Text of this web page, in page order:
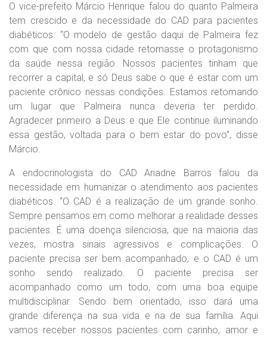
O vice-prefeito Márcio Henrique falou do quanto Palmeira
tem crescido e da necessidade do CAD para pacientes
diabéticos. “O modelo de gestão daqui de Palmeira fez
com que com nossa cidade retomasse o protagonismo
da saúde nessa região. Nossos pacientes tinham que
recorrer a capital, e só Deus sabe o que é estar com um
paciente crônico nessas condições. Estamos retomando
um lugar que Palmeira nunca deveria ter perdido.
Agradecer primeiro a Deus e que Ele continue iluminando
essa gestão, voltada para o bem estar do povo”, disse
Márcio.
A endocrinologista do CAD Ariadne Barros falou da
necessidade em humanizar o atendimento aos pacientes
diabéticos. “O CAD é a realização de um grande sonho.
Sempre pensamos em como melhorar a realidade desses
pacientes. É uma doença silenciosa, que na maioria das
vezes, mostra sinais agressivos e complicações. O
paciente precisa ser bem acompanhado, e o CAD é um
sonho sendo realizado. O paciente precisa ser
acompanhado como um todo, com uma boa equipe
multidisciplinar. Sendo bem orientado, isso dará uma
grande diferença na sua vida e na de sua família. Aqui
vamos receber nossos pacientes com carinho, amor e